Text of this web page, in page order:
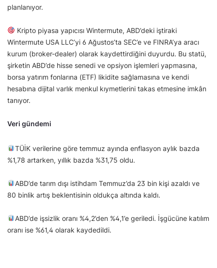
planlanıyor.
Kripto piyasa yapıcısı Wintermute, ABD’deki iştiraki
Wintermute USA LLC’yi 6 Ağustos’ta SEC’e ve FINRA’ya aracı
kurum (broker-dealer) olarak kaydettirdiğini duyurdu. Bu statü,
şirketin ABD’de hisse senedi ve opsiyon işlemleri yapmasına,
borsa yatırım fonlarına (ETF) likidite sağlamasına ve kendi
hesabına dijital varlık menkul kıymetlerini takas etmesine imkân
tanıyor.
Veri gündemi
TÜİK verilerine göre temmuz ayında enflasyon aylık bazda
%1,78 artarken, yıllık bazda %31,75 oldu.
ABD’de tarım dışı istihdam Temmuz’da 23 bin kişi azaldı ve
80 binlik artış beklentisinin oldukça altında kaldı.
ABD’de işsizlik oranı %4,2’den %4,1’e geriledi. İşgücüne katılım
oranı ise %61,4 olarak kaydedildi.